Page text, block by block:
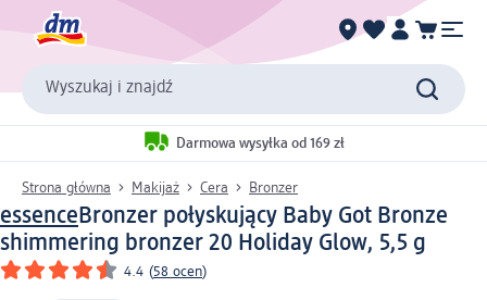
Wyszukaj i znajdź
Darmowa wysyłka od 169 zł
Strona główna Makijaż Cera Bronzer
essenceBronzer połyskujący Baby Got Bronze
shimmering bronzer 20 Holiday Glow, 5,5 g
4.4 (58 ocen)